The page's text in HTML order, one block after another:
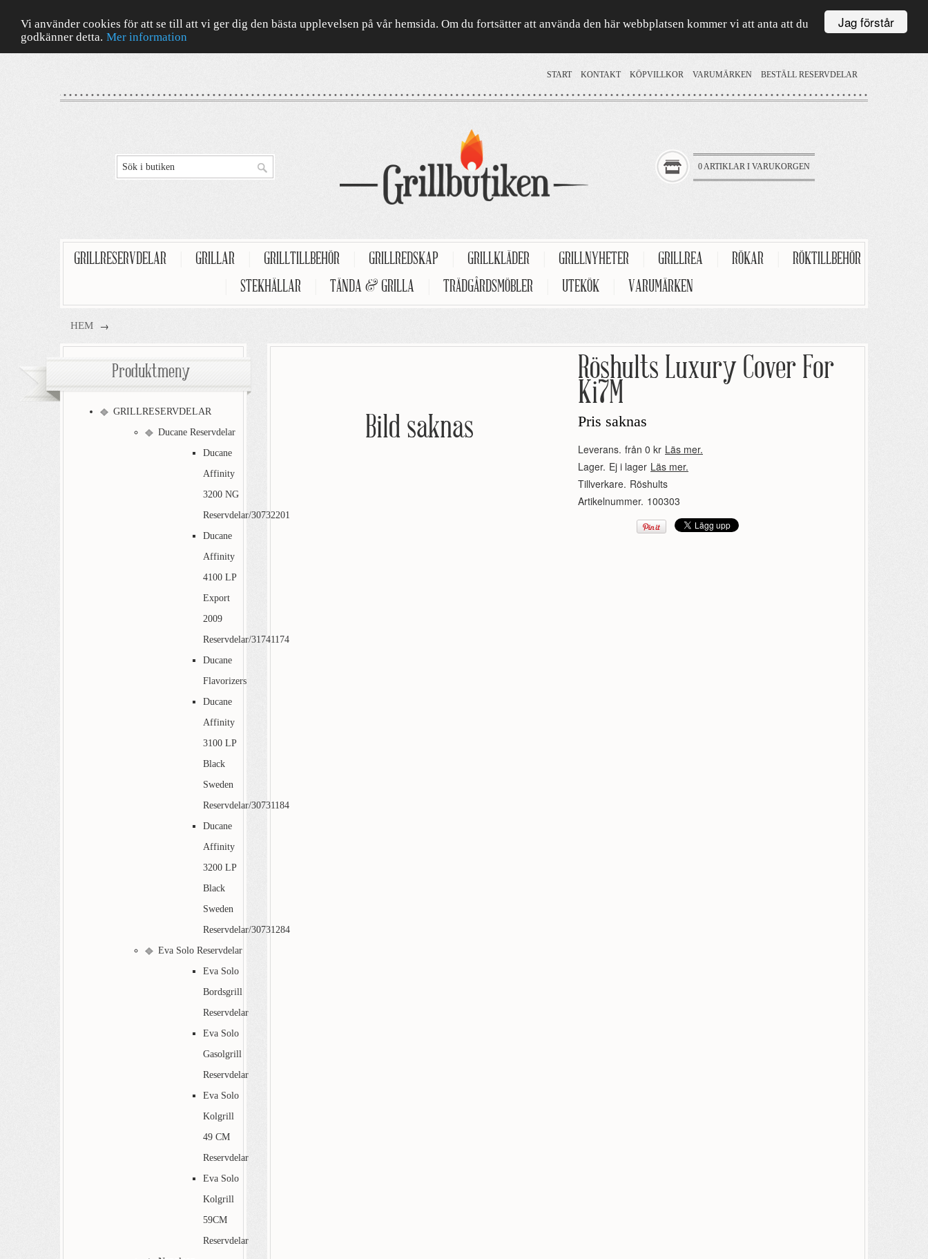
Jag förstår
Vi använder cookies för att se till att vi ger dig den bästa upplevelsen på vår hemsida. Om du fortsätter att använda den här webbplatsen kommer vi att anta att du
godkänner detta. Mer information
START KONTAKT KÖPVILLKOR VARUMÄRKEN BESTÄLL RESERVDELAR
0 ARTIKLAR I VARUKORGEN
GRILLRESERVDELAR GRILLAR GRILLTILLBEHÖR GRILLREDSKAP GRILLKLÄDER GRILLNYHETER GRILLREA RÖKAR
RÖKTILLBEHÖR
STEKHÄLLAR TÄNDA & GRILLA TRÄDGÅRDSMÖBLER UTEKÖK VARUMÄRKEN
HEM →
Bild saknas
Röshults Luxury Cover For
Ki7M
Pris saknas
Leverans. från 0 kr Läs mer.
Lager. Ej i lager Läs mer.
Tillverkare. Röshults
Artikelnummer. 100303
Produktmeny
GRILLRESERVDELAR
Ducane Reservdelar
Ducane
Affinity
3200 NG
Reservdelar/30732201
Ducane
Affinity
4100 LP
Export
2009
Reservdelar/31741174
Ducane
Flavorizers
Ducane
Affinity
3100 LP
Black
Sweden
Reservdelar/30731184
Ducane
Affinity
3200 LP
Black
Sweden
Reservdelar/30731284
Eva Solo Reservdelar
Eva Solo
Bordsgrill
Reservdelar
Eva Solo
Gasolgrill
Reservdelar
Eva Solo
Kolgrill
49 CM
Reservdelar
Eva Solo
Kolgrill
59CM
Reservdelar